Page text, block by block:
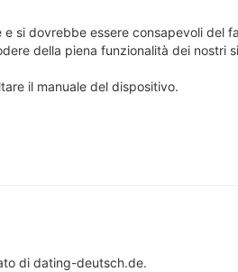
si dovrebbe essere consapevoli del
della piena funzionalità dei nostri
il manuale del dispositivo.
di dating-deutsch.de.